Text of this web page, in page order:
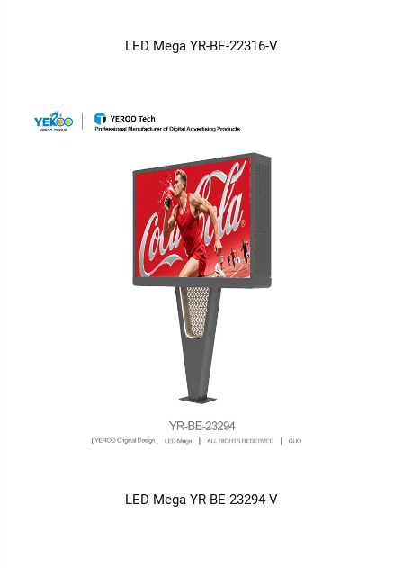
LED Mega YR-BE-22316-V
LED Mega YR-BE-23294-V